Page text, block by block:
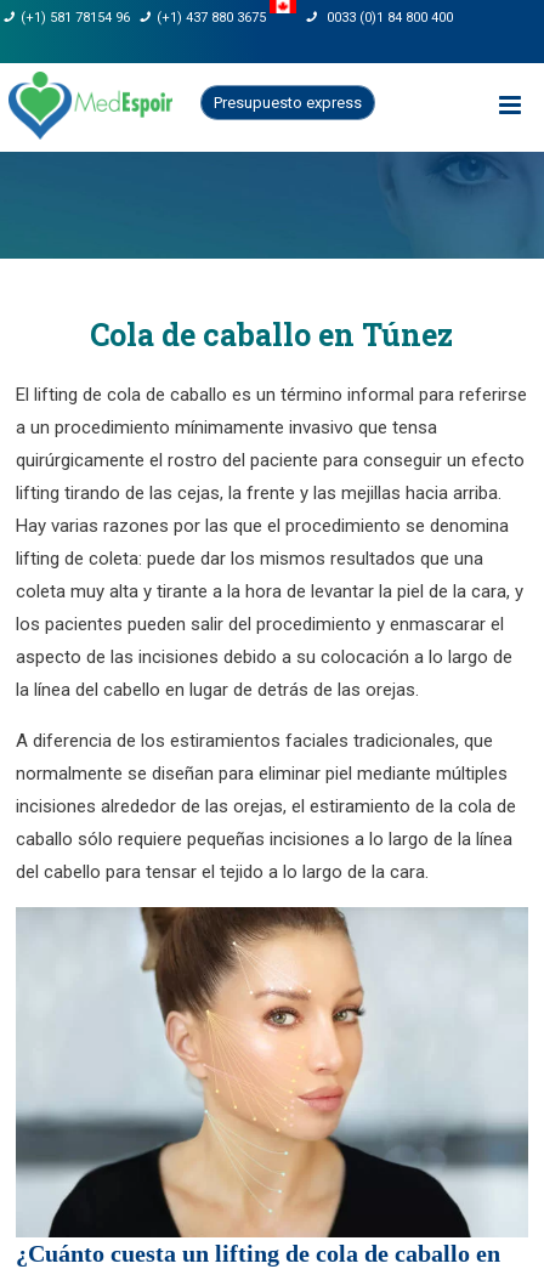
Saltar
contenido
(+1) 581 78154 96 (+1) 437 880 3675 0033 (0)1 84 800 400
Presupuesto express
Cola de caballo en Túnez
El lifting de cola de caballo es un término informal para referirse
a un procedimiento mínimamente invasivo que tensa
quirúrgicamente el rostro del paciente para conseguir un efecto
lifting tirando de las cejas, la frente y las mejillas hacia arriba.
Hay varias razones por las que el procedimiento se denomina
lifting de coleta: puede dar los mismos resultados que una
coleta muy alta y tirante a la hora de levantar la piel de la cara, y
los pacientes pueden salir del procedimiento y enmascarar el
aspecto de las incisiones debido a su colocación a lo largo de
la línea del cabello en lugar de detrás de las orejas.
A diferencia de los estiramientos faciales tradicionales, que
normalmente se diseñan para eliminar piel mediante múltiples
incisiones alrededor de las orejas, el estiramiento de la cola de
caballo sólo requiere pequeñas incisiones a lo largo de la línea
del cabello para tensar el tejido a lo largo de la cara.
¿Cuánto cuesta un lifting de cola de caballo en